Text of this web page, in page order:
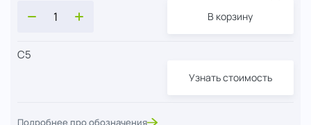
В корзину
С5
Узнать стоимость
Подробнее про обозначения